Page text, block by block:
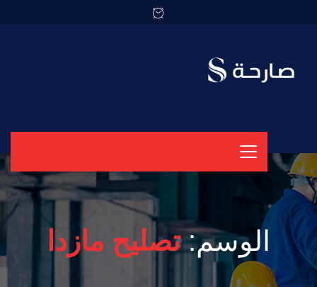
الوسم:تصليح مازدا